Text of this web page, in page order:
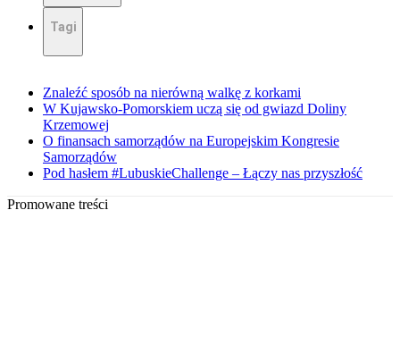
Tagi
Znaleźć sposób na nierówną walkę z korkami
W Kujawsko-Pomorskiem uczą się od gwiazd Doliny
Krzemowej
O finansach samorządów na Europejskim Kongresie
Samorządów
Pod hasłem #LubuskieChallenge – Łączy nas przyszłość
Promowane treści